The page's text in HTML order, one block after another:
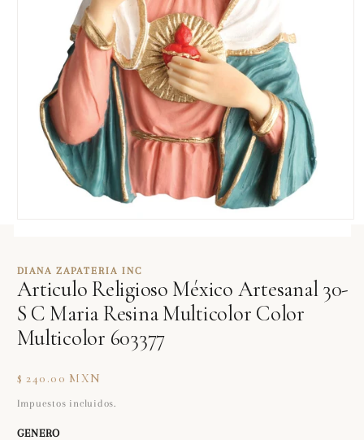
en
una
ventana
modal
DIANA ZAPATERIA INC
Articulo Religioso México Artesanal 30-
S C Maria Resina Multicolor Color
Multicolor 603377
Precio
habitual
$ 240.00 MXN
Impuestos incluidos.
GENERO